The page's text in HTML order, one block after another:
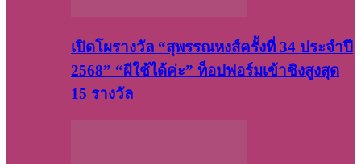
เปิดโผรางวัล “สุพรรณหงส์ครั้งที่ 34 ประจำปี
2568” “ผีใช้ได้ค่ะ” ท็อปฟอร์มเข้าชิงสูงสุด
15 รางวัล